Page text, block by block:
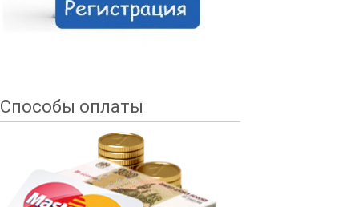
Способы оплаты